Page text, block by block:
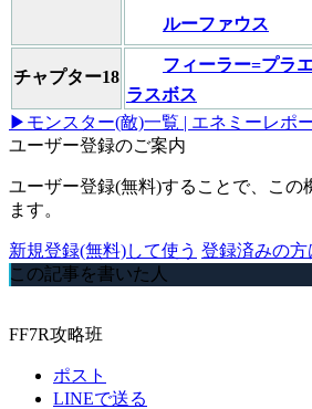
ルーファウス
チャプター18
フィーラー=プラ
ラスボス
▶モンスター(敵)一覧 | エネミーレポ
ユーザー登録のご案内
ユーザー登録(無料)することで、この
ます。
新規登録(無料)して使う 登録済みの方
この記事を書いた人
FF7R攻略班
ポスト
LINEで送る